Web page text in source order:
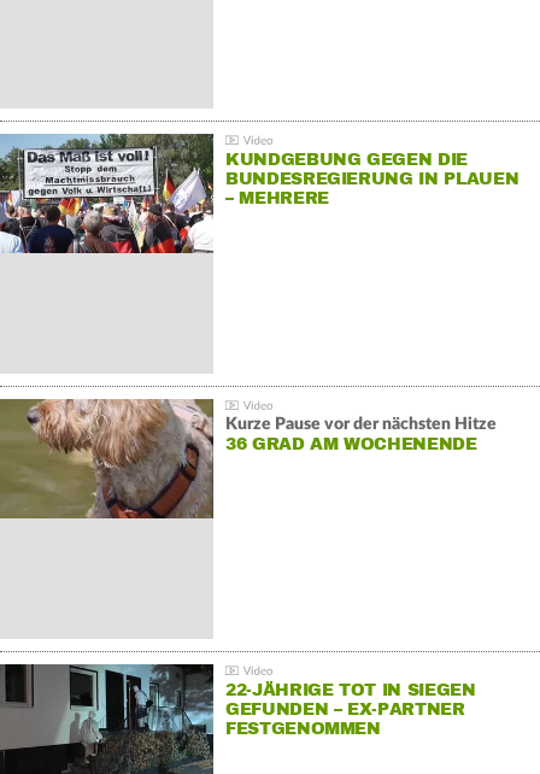
KUNDGEBUNG GEGEN DIE
BUNDESREGIERUNG IN PLAUEN
– MEHRERE
Kurze Pause vor der nächsten Hitze
36 GRAD AM WOCHENENDE
22-JÄHRIGE TOT IN SIEGEN
GEFUNDEN – EX-PARTNER
FESTGENOMMEN